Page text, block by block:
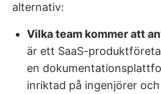
alternativ:
Vilka team kommer att
är ett SaaS-
en
inriktad på ingenjörer